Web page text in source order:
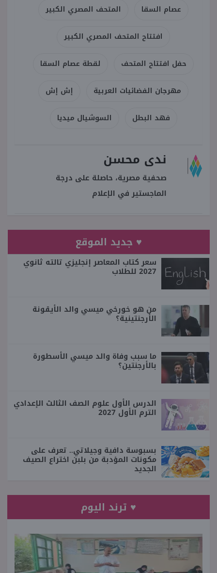
عصام السقا المتحف المصري الكبير
افتتاح المتحف المصري الكبير
حفل افتتاح المتحف لقطة عصام السقا
مهرجان الفضائيات العربية إش إش
فهد البطل السوشيال ميديا
ندى محسن
صحفية مصرية، حاصلة على درجة
الماجستير في الإعلام
♥ جديد الموقع
سعر كتاب المعاصر إنجليزي تالته ثانوي
2027 للطلاب
من هو خورخي ميسي والد الأيقونة
الأرجنتينية؟
ما سبب وفاة والد ميسي الأسطورة
بالأرجنتين؟
الدرس الأول علوم الصف الثالث الإعدادي
الترم الأول 2027
بسبوسة دافية وجيلاتي.. تعرف على
مكونات المؤدبة من بلبن اختراع الصيف
الجديد
♥ ترند اليوم